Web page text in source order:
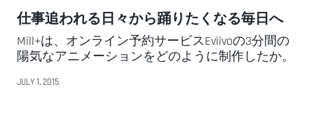
仕事追われる日々から踊りたくなる毎日へ
Mill+は、オンライン予約サービスEviivoの3分間の
陽気なアニメーションをどのように制作したか。
JULY 1, 2015